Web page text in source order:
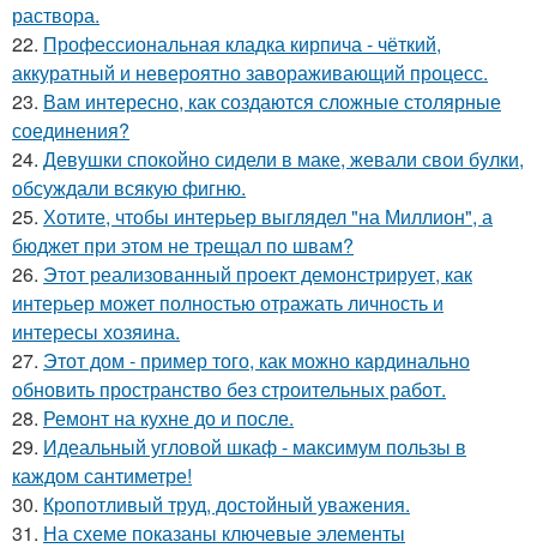
раствора.
22. Профессиональная кладка кирпича - чёткий,
аккуратный и невероятно завораживающий процесс.
23. Вам интересно, как создаются сложные столярные
соединения?
24. Девушки спокойно сидели в маке, жевали свои булки,
обсуждали всякую фигню.
25. Хотите, чтобы интерьер выглядел "на Миллион", а
бюджет при этом не трещал по швам?
26. Этот реализованный проект демонстрирует, как
интерьер может полностью отражать личность и
интересы хозяина.
27. Этот дом - пример того, как можно кардинально
обновить пространство без строительных работ.
28. Ремонт на кухне до и после.
29. Идеальный угловой шкаф - максимум пользы в
каждом сантиметре!
30. Кропотливый труд, достойный уважения.
31. На схеме показаны ключевые элементы